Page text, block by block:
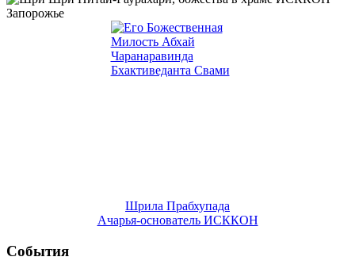
Шрила Прабхупада
Ачарья-основатель ИСККОН
События